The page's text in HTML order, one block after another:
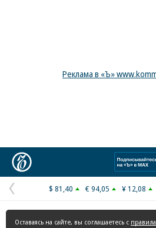
Реклама в «Ъ»
Предыдущая
страница
$ 81,40 € 94,05 ¥ 12,08
Оставаясь на сайте, вы соглашаетесь с